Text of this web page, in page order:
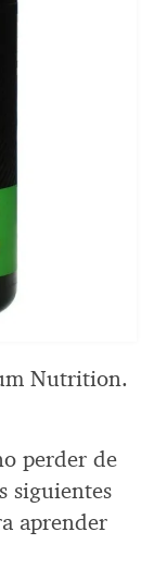
Nutrition.
perder de
siguientes
aprender